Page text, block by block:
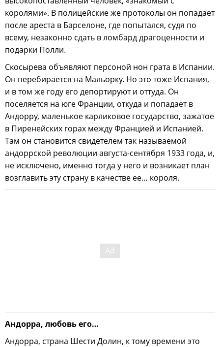
королями». В полицейские же протоколы он попадает
после ареста в Барселоне, где попытался, судя по
всему, незаконно сдать в ломбард драгоценности и
подарки Полли.
Скосырева объявляют персоной нон грата в Испании.
Он перебирается на Мальорку. Но это тоже Испания,
и в том же году его депортируют и оттуда. Он
поселяется на юге Франции, откуда и попадает в
Андорру, маленькое карликовое государство, зажатое
в Пиренейских горах между Францией и Испанией.
Там он становится свидетелем так называемой
андоррской революции августа-сентября 1933 года, и,
не исключено, именно тогда у него и возникает план
возглавить эту страну в качестве ее… короля.
Андорра, любовь его…
Андорра, страна Шести Долин, к тому времени это